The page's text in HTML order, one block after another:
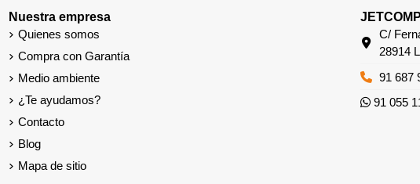
Nuestra empresa
Quienes somos
Compra con Garantía
Medio ambiente
¿Te ayudamos?
Contacto
Blog
Mapa de sitio
C/
28914
91 687
91 055